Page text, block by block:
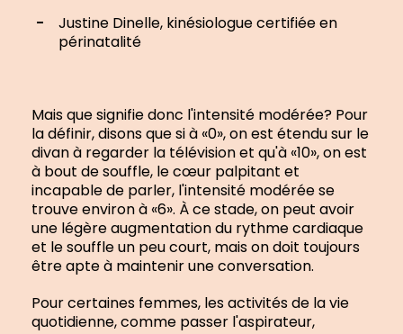
Justine Dinelle, kinésiologue certifiée en
périnatalité
Mais que signifie donc l'intensité modérée? Pour
la définir, disons que si à «0», on est étendu sur le
divan à regarder la télévision et qu'à «10», on est
à bout de souffle, le cœur palpitant et
incapable de parler, l'intensité modérée se
trouve environ à «6». À ce stade, on peut avoir
une légère augmentation du rythme cardiaque
et le souffle un peu court, mais on doit toujours
être apte à maintenir une conversation.
Pour certaines femmes, les activités de la vie
quotidienne, comme passer l'aspirateur,